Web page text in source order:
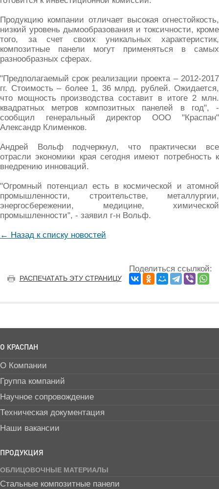
Продукцию компании отличает высокая огнестойкость,
низкий уровень дымообразования и токсичности, кроме
того, за счет своих уникальных характеристик,
композитные панели могут применяться в самых
разнообразных сферах.
"Предполагаемый срок реализации проекта – 2012-2017
гг. Стоимость – более 1, 36 млрд. рублей. Ожидается,
что мощность производства составит в итоге 2 млн.
квадратных метров композитных панелей в год", -
сообщил генеральный директор ООО "Краспан"
Александр Клименков.
Андрей Вольф подчеркнул, что практически все
отрасли экономики края сегодня имеют потребность к
внедрению инноваций.
"Огромный потенциал есть в космической и атомной
промышленности, строительстве, металлургии,
энергосбережении, медицине, химической
промышленности", - заявил г-н Вольф.
← Назад к списку новостей
РАСПЕЧАТАТЬ ЭТУ СТРАНИЦУ
Поделиться ссылкой:
О КРАСПАН
О Компании
Группа компаний
Научное сопровождение
Техническая документация
Наши вакансии
ПРОДУКЦИЯ
ОБЛИЦОВОЧНЫЕ МАТЕРИАЛЫ
Стальные композитные панели